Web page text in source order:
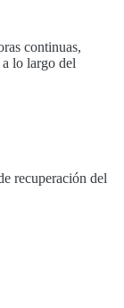
continuas,
lo largo del
recuperación del